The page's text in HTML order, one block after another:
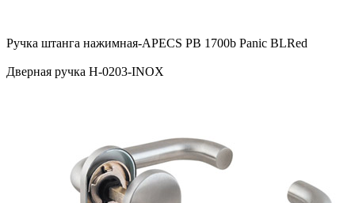
Ручка штанга нажимная-APECS PB 1700b Panic BLRed
Дверная ручка H-0203-INOX